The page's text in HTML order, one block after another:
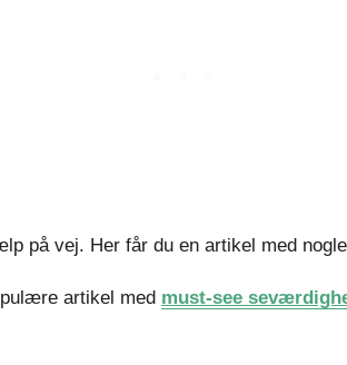
på vej. Her får du en artikel med
artikel med must-see